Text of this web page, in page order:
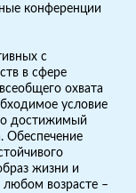
конференции
c
в сфере
охвата
условие
достижимый
Обеспечение
жизни и
любом возрасте –